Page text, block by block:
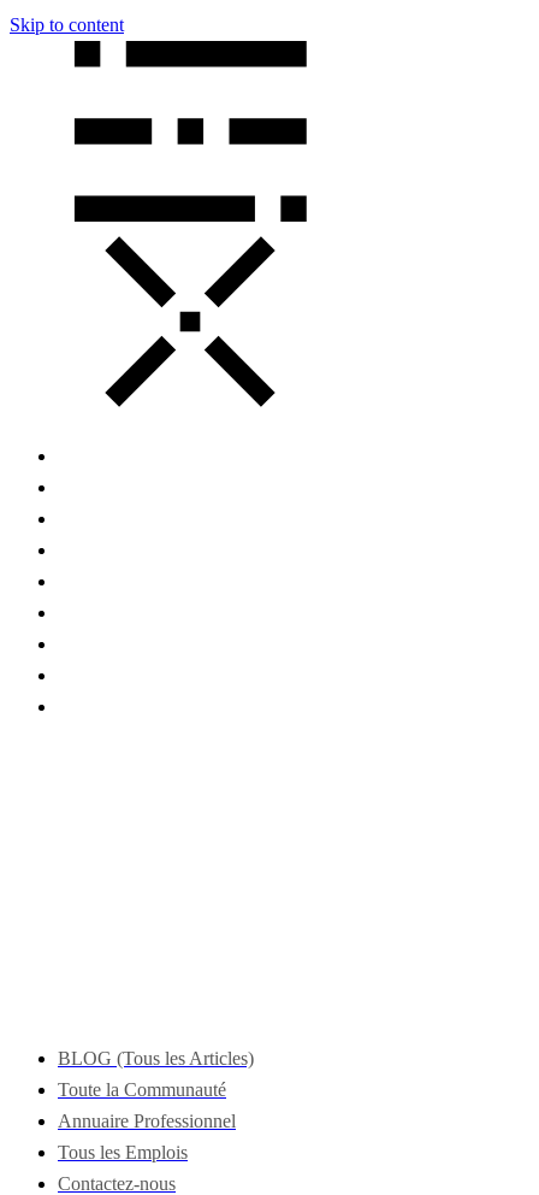
Skip to content
BLOG (Tous les Articles)
Toute la Communauté
Annuaire Professionnel
Tous les Emplois
Contactez-nous